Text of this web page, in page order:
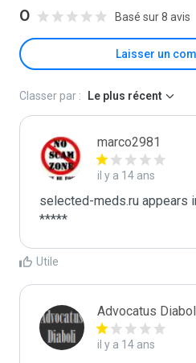
0 Basé sur 8 avis
Laisser un
Classer par : Le plus récent
marco2981
il y a 14 ans
selected-meds.ru appears
*****
Utile
Advocatus
il y a 14 ans